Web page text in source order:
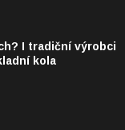
I tradiční výrobci
kola